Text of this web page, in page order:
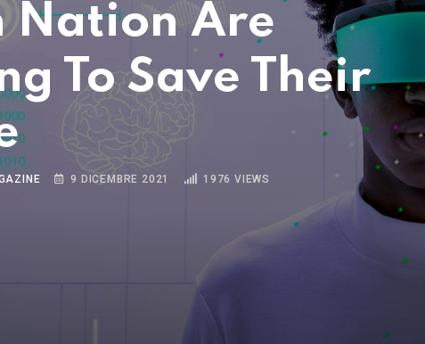
Nation Are
To Save Their
9 DICEMBRE 2021 1976 VIEWS